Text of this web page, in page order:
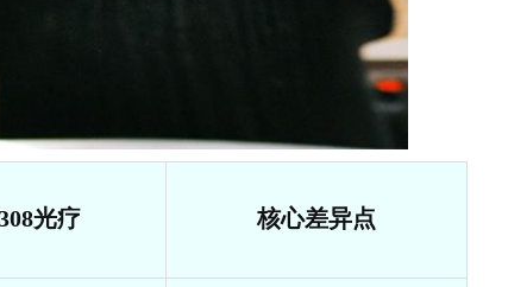
光疗 核心差异点